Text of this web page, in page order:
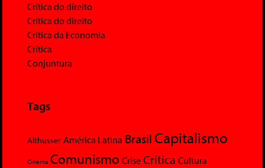
Crítica do direito
Crítica do direito
Crítica da Economia
Crítica
Conjuntura
Tags
Althusser América Latina Brasil Capitalismo
Cinema Comunismo Crise Crítica Cultura